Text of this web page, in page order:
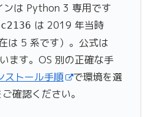
は Python 3 専用です
は 2019 年当時
は 5 系です）。公式は
ます。OS 別の正確な手
トール手順
で環境を選
確認ください。